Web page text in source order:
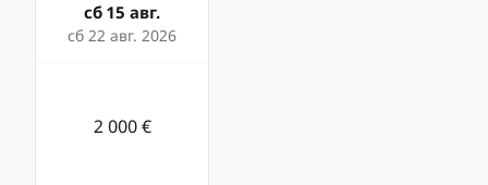
сб 15 авг.
сб 22 авг. 2026
2 000 €